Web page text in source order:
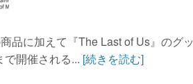
品に加えて『The Last of Us』のグッ
開催される... [続きを読む]